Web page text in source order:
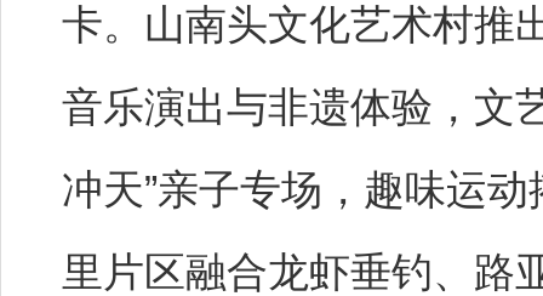
卡。山南头文化艺术村推
音乐演出与非遗体验，文
冲天”亲子专场，趣味运
里片区融合龙虾垂钓、路